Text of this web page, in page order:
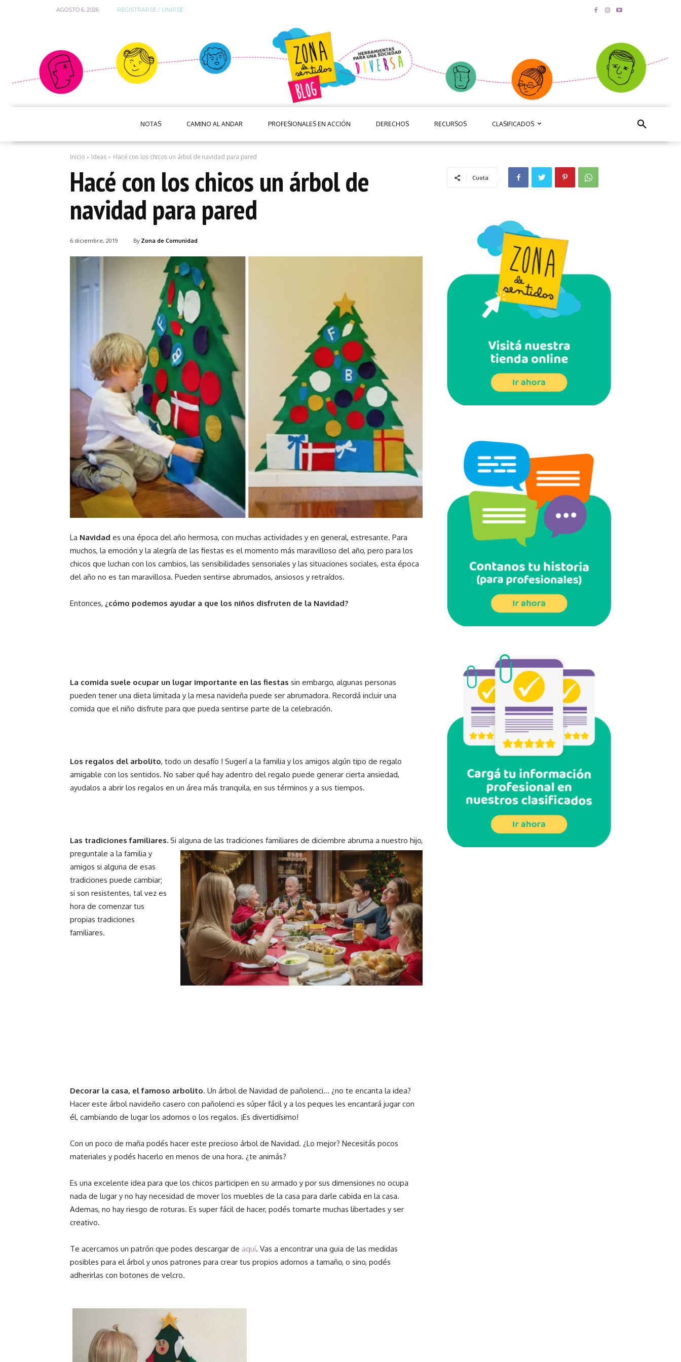
AGOSTO 6, 2026 REGISTRARSE / UNIRSE
NOTAS CAMINO AL ANDAR PROFESIONALES EN ACCIÓN DERECHOS RECURSOS CLASIFICADOS
Inicio Ideas Hacé con los chicos un árbol de navidad para pared
Hacé con los chicos un árbol de
navidad para pared
6 diciembre, 2019 By Zona de Comunidad
La Navidad es una época del año hermosa, con muchas actividades y en general, estresante. Para
muchos, la emoción y la alegría de las fiestas es el momento más maravilloso del año, pero para los
chicos que luchan con los cambios, las sensibilidades sensoriales y las situaciones sociales, esta época
del año no es tan maravillosa. Pueden sentirse abrumados, ansiosos y retraídos.
Entonces, ¿cómo podemos ayudar a que los niños disfruten de la Navidad?
La comida suele ocupar un lugar importante en las fiestas sin embargo, algunas personas
pueden tener una dieta limitada y la mesa navideña puede ser abrumadora. Recordá incluir una
comida que el niño disfrute para que pueda sentirse parte de la celebración.
Los regalos del arbolito, todo un desafío ! Sugerí a la familia y los amigos algún tipo de regalo
amigable con los sentidos. No saber qué hay adentro del regalo puede generar cierta ansiedad,
ayudalos a abrir los regalos en un área más tranquila, en sus términos y a sus tiempos.
Las tradiciones familiares. Si alguna de las tradiciones familiares de diciembre abruma a nuestro hijo,
preguntale a la familia y
amigos si alguna de esas
tradiciones puede cambiar;
si son resistentes, tal vez es
hora de comenzar tus
propias tradiciones
familiares.
Decorar la casa, el famoso arbolito. Un árbol de Navidad de pañolenci… ¿no te encanta la idea?
Hacer este árbol navideño casero con pañolenci es súper fácil y a los peques les encantará jugar con
él, cambiando de lugar los adornos o los regalos. ¡Es divertidísimo!
Con un poco de maña podés hacer este precioso árbol de Navidad. ¿Lo mejor? Necesitás pocos
materiales y podés hacerlo en menos de una hora. ¿te animás?
Es una excelente idea para que los chicos participen en su armado y por sus dimensiones no ocupa
nada de lugar y no hay necesidad de mover los muebles de la casa para darle cabida en la casa.
Ademas, no hay riesgo de roturas. Es super fácil de hacer, podés tomarte muchas libertades y ser
creativo.
Te acercamos un patrón que podes descargar de aquí. Vas a encontrar una guia de las medidas
posibles para el árbol y unos patrones para crear tus propios adornos a tamaño, o sino, podés
adherirlas con botones de velcro.
Cuota